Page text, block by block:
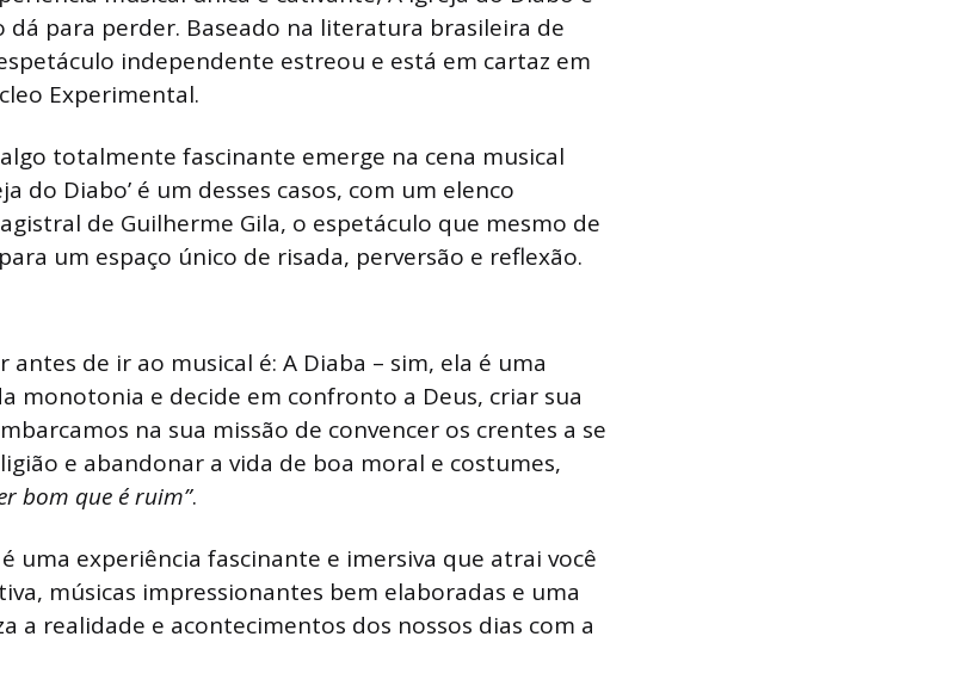
dá para perder. Baseado na literatura brasileira de
independente estreou e está em cartaz em
Experimental.
totalmente fascinante emerge na cena musical
do Diabo’ é um desses casos, com um elenco
de Guilherme Gila, o espetáculo que mesmo de
um espaço único de risada, perversão e reflexão.
antes de ir ao musical é: A Diaba – sim, ela é uma
monotonia e decide em confronto a Deus, criar sua
na sua missão de convencer os crentes a se
e abandonar a vida de boa moral e costumes,
bom que é ruim”.
uma experiência fascinante e imersiva que atrai você
músicas impressionantes bem elaboradas e uma
a realidade e acontecimentos dos nossos dias com a